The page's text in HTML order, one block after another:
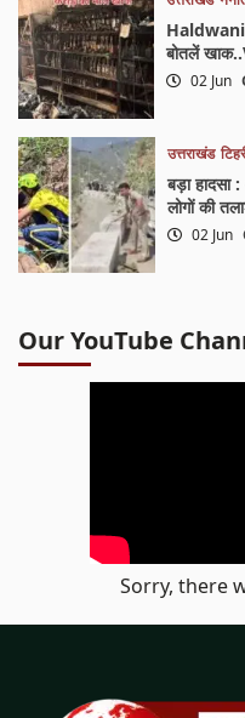
Haldwani
बोतलें
02 Jun
उत्तराखंड
बड़ा हादसा
लोगों की
02 Jun
Our YouTube
Sorry, there